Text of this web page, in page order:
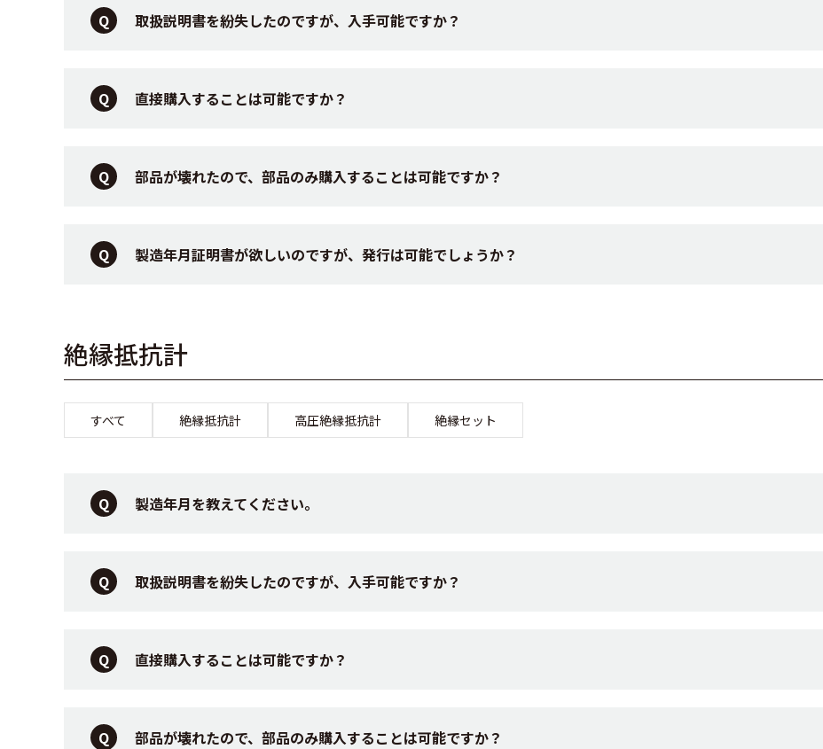
取扱説明書を紛失したのですが、入手可能ですか？
直接購入することは可能ですか？
部品が壊れたので、部品のみ購入することは可能ですか？
製造年月証明書が欲しいのですが、発行は可能でしょうか？
絶縁抵抗計
すべて 絶縁抵抗計 高圧絶縁抵抗計 絶縁セット
製造年月を教えてください。
取扱説明書を紛失したのですが、入手可能ですか？
直接購入することは可能ですか？
部品が壊れたので、部品のみ購入することは可能ですか？